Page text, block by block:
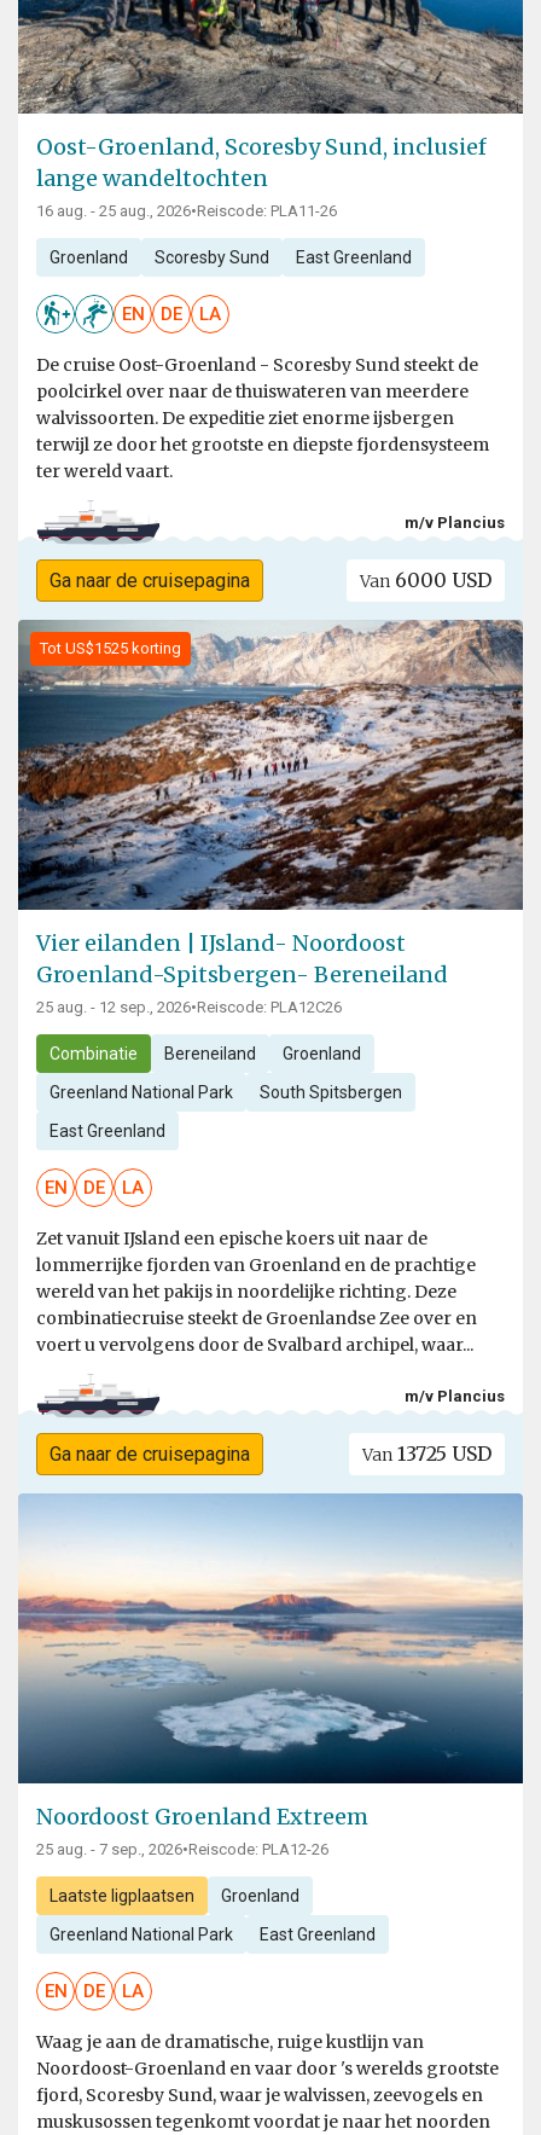
Oost-Groenland, Scoresby Sund, inclusief
lange wandeltochten
16 aug. - 25 aug., 2026•Reiscode: PLA11-26
Groenland Scoresby Sund East Greenland
EN DE LA
De cruise Oost-Groenland - Scoresby Sund steekt de
poolcirkel over naar de thuiswateren van meerdere
walvissoorten. De expeditie ziet enorme ijsbergen
terwijl ze door het grootste en diepste fjordensysteem
ter wereld vaart.
m/v Plancius
Ga naar de cruisepagina Van 6000 USD
Tot US$1525 korting
Vier eilanden | IJsland- Noordoost
Groenland-Spitsbergen- Bereneiland
25 aug. - 12 sep., 2026•Reiscode: PLA12C26
Combinatie Bereneiland Groenland
Greenland National Park South Spitsbergen
East Greenland
EN DE LA
Zet vanuit IJsland een epische koers uit naar de
lommerrijke fjorden van Groenland en de prachtige
wereld van het pakijs in noordelijke richting. Deze
combinatiecruise steekt de Groenlandse Zee over en
voert u vervolgens door de Svalbard archipel, waar...
m/v Plancius
Ga naar de cruisepagina Van 13725 USD
Noordoost Groenland Extreem
25 aug. - 7 sep., 2026•Reiscode: PLA12-26
Laatste ligplaatsen Groenland
Greenland National Park East Greenland
EN DE LA
Waag je aan de dramatische, ruige kustlijn van
Noordoost-Groenland en vaar door 's werelds grootste
fjord, Scoresby Sund, waar je walvissen, zeevogels en
muskusossen tegenkomt voordat je naar het noorden